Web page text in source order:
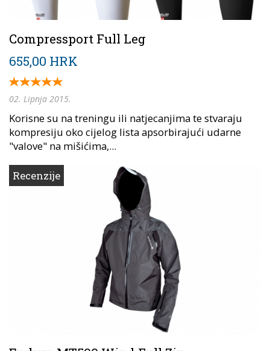
Compressport Full Leg
655,00 HRK
02. Lipnja 2015.
Korisne su na treningu ili natjecanjima te stvaraju
kompresiju oko cijelog lista apsorbirajući udarne
"valove" na mišićima,...
Recenzije